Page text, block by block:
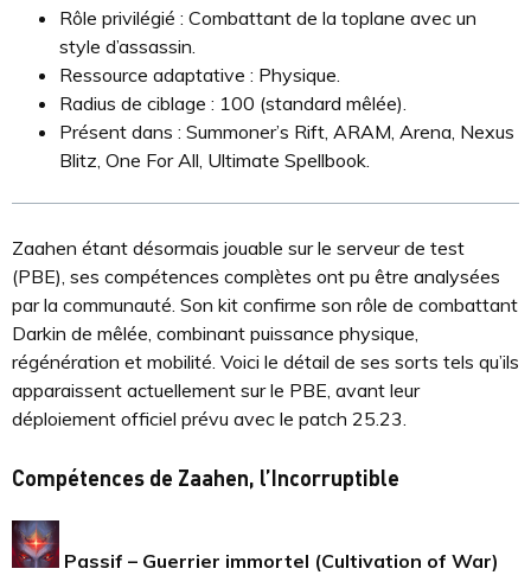
Rôle privilégié : Combattant de la toplane avec un
style d’assassin.
Ressource adaptative : Physique.
Radius de ciblage : 100 (standard mêlée).
Présent dans : Summoner’s Rift, ARAM, Arena, Nexus
Blitz, One For All, Ultimate Spellbook.
Zaahen étant désormais jouable sur le serveur de test
(PBE), ses compétences complètes ont pu être analysées
par la communauté. Son kit confirme son rôle de combattant
Darkin de mêlée, combinant puissance physique,
régénération et mobilité. Voici le détail de ses sorts tels qu’ils
apparaissent actuellement sur le PBE, avant leur
déploiement officiel prévu avec le patch 25.23.
Compétences de Zaahen, l’Incorruptible
Passif – Guerrier immortel (Cultivation of War)